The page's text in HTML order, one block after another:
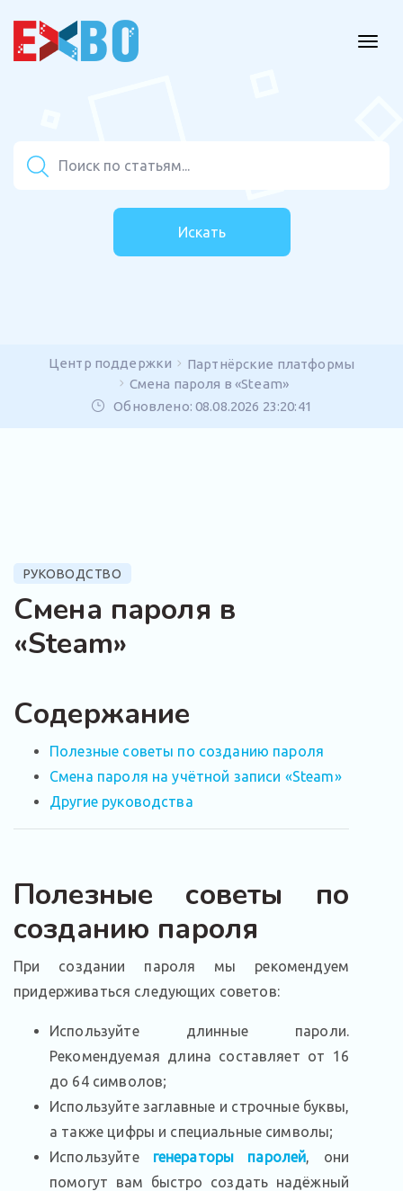
Искать
Центр поддержки
Партнёрские платформы
Смена пароля в «Steam»
Обновлено: 08.08.2026 23:20:41
РУКОВОДСТВО
Смена пароля в
«Steam»
Содержание
Полезные советы по созданию пароля
Смена пароля на учётной записи «Steam»
Другие руководства
Полезные советы по
созданию пароля
При создании пароля мы рекомендуем
придерживаться следующих советов:
Используйте длинные пароли.
Рекомендуемая длина составляет от 16
до 64 символов;
Используйте заглавные и строчные буквы,
а также цифры и специальные символы;
Используйте генераторы паролей, они
помогут вам быстро создать надёжный